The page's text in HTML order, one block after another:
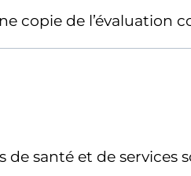
copie de
de santé et de